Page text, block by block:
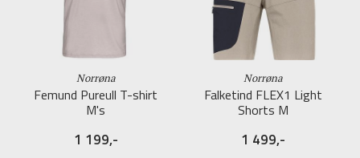
Norrøna
Femund Pureull T-shirt
M's
1 199,-
Norrøna
Falketind FLEX1 Light
Shorts M
1 499,-